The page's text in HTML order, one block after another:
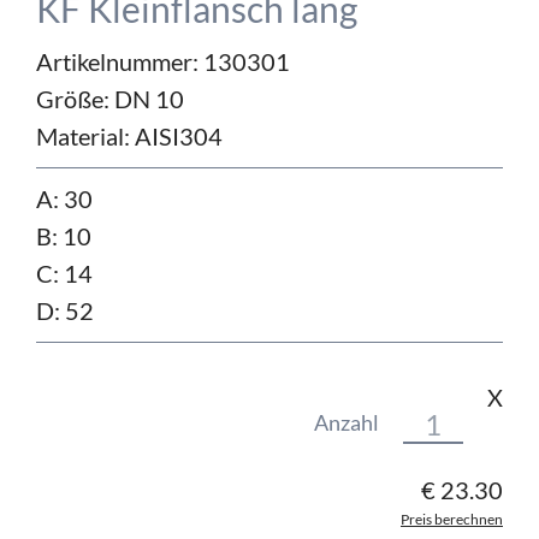
Artikelnummer: 130301
Größe: DN 10
Material: AISI304
A: 30
B: 10
C: 14
D: 52
Anzahl
X
€ 23.30
Preis berechnen